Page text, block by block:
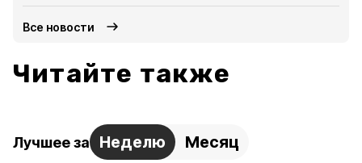
Все новости
Читайте также
Лучшее за Неделю Месяц